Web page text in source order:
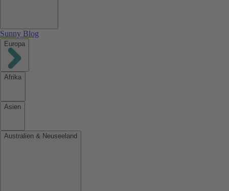
Sunny Blog
Europa
Afrika
Asien
Australien & Neuseeland